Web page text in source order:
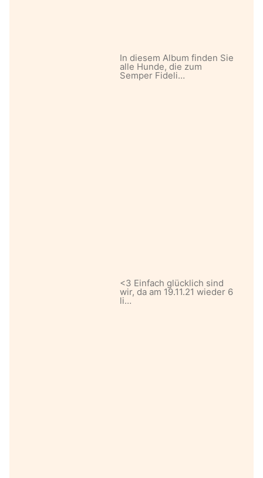
In diesem Album finden Sie
alle Hunde, die zum
Semper Fideli…
<3 Einfach glücklich sind
wir, da am 19.11.21 wieder 6
li…